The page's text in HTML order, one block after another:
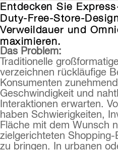
Entdecken Sie
Duty-Free-Store-
Verweildauer und
maximieren.
Das Problem:
Traditionelle
verzeichnen rückläufige
Konsumenten
Geschwindigkeit und
Interaktionen erwarten.
haben Schwierigkeiten,
Fläche mit dem Wunsch
zielgerichteten Shopping-
zu bringen. In urbanen